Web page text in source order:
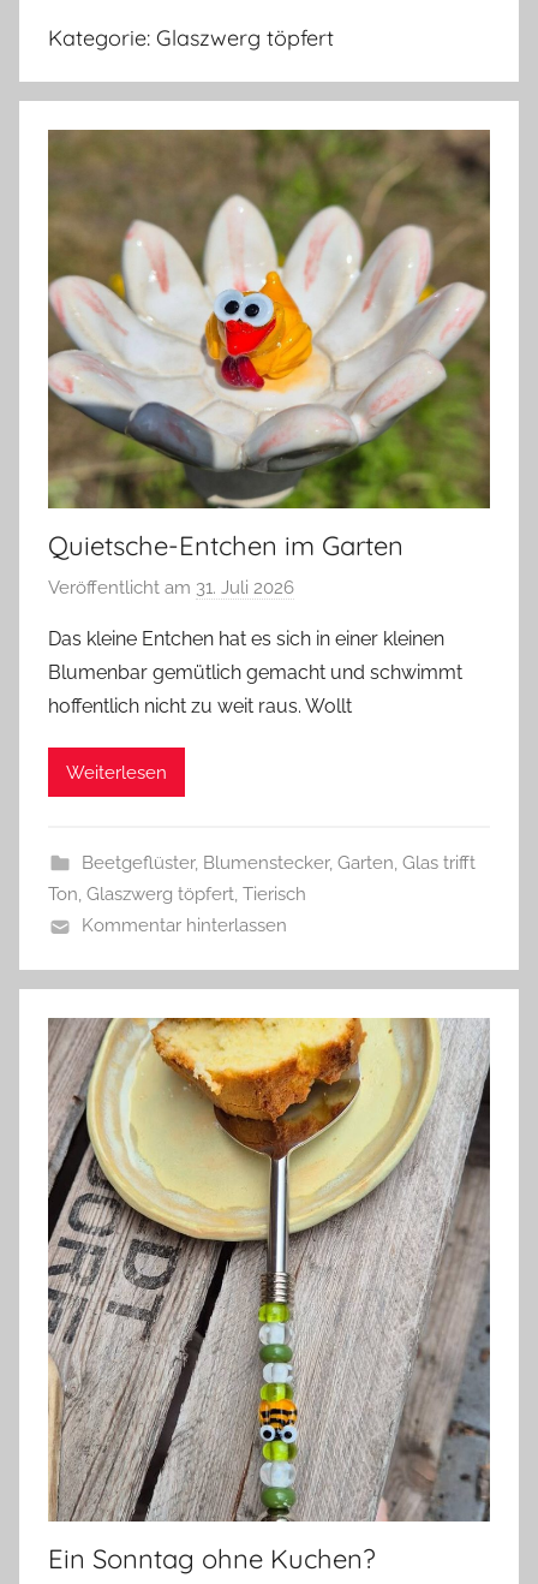
Kategorie: Glaszwerg töpfert
Quietsche-Entchen im Garten
Veröffentlicht am 31. Juli 2026
n
G
l
e
r
Das kleine Entchen hat es sich in einer kleinen
Blumenbar gemütlich gemacht und schwimmt
hoffentlich nicht zu weit raus. Wollt
Weiterlesen
Beetgeflüster, Blumenstecker, Garten, Glas trifft
Ton, Glaszwerg töpfert, Tierisch
Kommentar hinterlassen
Ein Sonntag ohne Kuchen?